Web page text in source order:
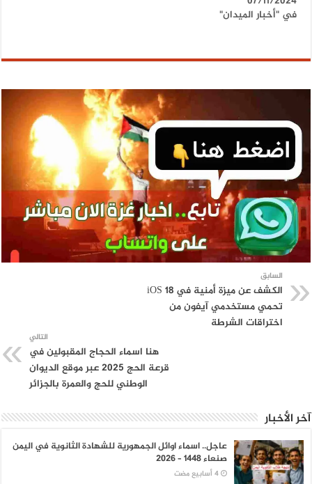
في "أخبار الميدان"
السابق
الكشف عن ميزة أمنية في iOS 18
تحمي مستخدمي آيفون من
اختراقات الشرطة
التالي
هنا اسماء الحجاج المقبولين في
قرعة الحج 2025 عبر موقع الديوان
الوطني للحج والعمرة بالجزائر
آخر الأخبار
عاجل.. اسماء اوائل الجمهورية للشهادة الثانوية في اليمن
صنعاء 1448 – 2026